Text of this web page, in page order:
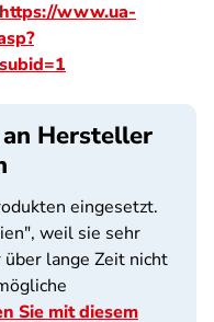
https://www.ua-
Hersteller
eingesetzt.
weil sie sehr
lange Zeit nicht
Sie mit diesem